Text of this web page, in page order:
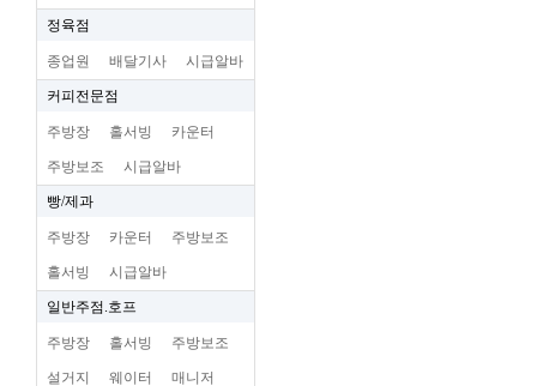
정육점
종업원 배달기사 시급알바
커피전문점
주방장 홀서빙 카운터
주방보조 시급알바
빵/제과
주방장 카운터 주방보조
홀서빙 시급알바
일반주점.호프
주방장 홀서빙 주방보조
설거지 웨이터 매니저